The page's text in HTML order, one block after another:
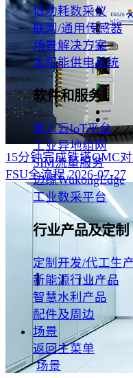
低功耗数采仪
联网/通用传感器
场景解决方案
太阳能供电系统
软件和服务
有人云loT平台
工业异地组网
SIM流量服务
边缘WukongEdge
工业数采平台
行业产品及定制
定制开发/代工生
新能源行业产品
智慧水利产品
配件及周边
场景
返回主菜单
场景
15分钟完成铁塔OMC
FSU全流程‌ 2026-07-27